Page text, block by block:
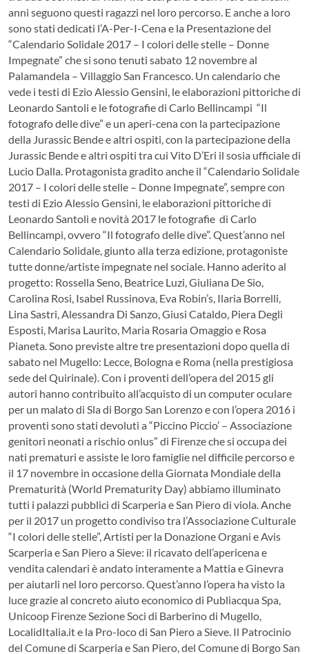
anni seguono questi ragazzi nel loro percorso. E anche a loro
sono stati dedicati l’A-Per-I-Cena e la Presentazione del
“Calendario Solidale 2017 – I colori delle stelle – Donne
Impegnate” che si sono tenuti sabato 12 novembre al
Palamandela – Villaggio San Francesco. Un calendario che
vede i testi di Ezio Alessio Gensini, le elaborazioni pittoriche di
Leonardo Santoli e le fotografie di Carlo Bellincampi “Il
fotografo delle dive” e un aperi-cena con la partecipazione
della Jurassic Bende e altri ospiti, con la partecipazione della
Jurassic Bende e altri ospiti tra cui Vito D’Eri il sosia ufficiale di
Lucio Dalla. Protagonista gradito anche il “Calendario Solidale
2017 – I colori delle stelle – Donne Impegnate”, sempre con
testi di Ezio Alessio Gensini, le elaborazioni pittoriche di
Leonardo Santoli e novità 2017 le fotografie di Carlo
Bellincampi, ovvero “Il fotografo delle dive”. Quest’anno nel
Calendario Solidale, giunto alla terza edizione, protagoniste
tutte donne/artiste impegnate nel sociale. Hanno aderito al
progetto: Rossella Seno, Beatrice Luzi, Giuliana De Sio,
Carolina Rosi, Isabel Russinova, Eva Robin’s, Ilaria Borrelli,
Lina Sastri, Alessandra Di Sanzo, Giusi Cataldo, Piera Degli
Esposti, Marisa Laurito, Maria Rosaria Omaggio e Rosa
Pianeta. Sono previste altre tre presentazioni dopo quella di
sabato nel Mugello: Lecce, Bologna e Roma (nella prestigiosa
sede del Quirinale). Con i proventi dell’opera del 2015 gli
autori hanno contribuito all’acquisto di un computer oculare
per un malato di Sla di Borgo San Lorenzo e con l’opera 2016 i
proventi sono stati devoluti a “Piccino Piccio’ – Associazione
genitori neonati a rischio onlus” di Firenze che si occupa dei
nati prematuri e assiste le loro famiglie nel difficile percorso e
il 17 novembre in occasione della Giornata Mondiale della
Prematurità (World Prematurity Day) abbiamo illuminato
tutti i palazzi pubblici di Scarperia e San Piero di viola. Anche
per il 2017 un progetto condiviso tra l’Associazione Culturale
“I colori delle stelle”, Artisti per la Donazione Organi e Avis
Scarperia e San Piero a Sieve: il ricavato dell’apericena e
vendita calendari è andato interamente a Mattia e Ginevra
per aiutarli nel loro percorso. Quest’anno l’opera ha visto la
luce grazie al concreto aiuto economico di Publiacqua Spa,
Unicoop Firenze Sezione Soci di Barberino di Mugello,
LocalidItalia.it e la Pro-loco di San Piero a Sieve. Il Patrocinio
del Comune di Scarperia e San Piero, del Comune di Borgo San